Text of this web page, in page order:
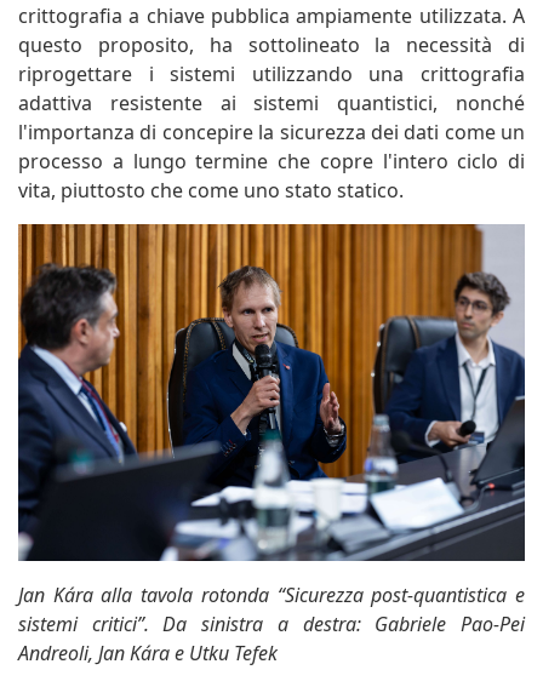
crittografia a chiave pubblica ampiamente utilizzata. A
questo proposito, ha sottolineato la necessità di
riprogettare i sistemi utilizzando una crittografia
adattiva resistente ai sistemi quantistici, nonché
l'importanza di concepire la sicurezza dei dati come un
processo a lungo termine che copre l'intero ciclo di
vita, piuttosto che come uno stato statico.
Jan Kára alla tavola rotonda “Sicurezza post-quantistica e
sistemi critici”. Da sinistra a destra: Gabriele Pao-Pei
Andreoli, Jan Kára e Utku Tefek